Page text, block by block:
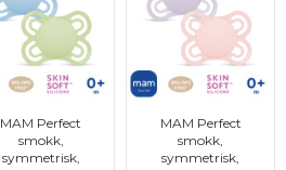
MAM Perfect
smokk,
symmetrisk,
MAM Perfect
smokk,
symmetrisk,